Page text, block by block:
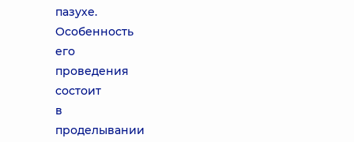
пазухе.
Особенность
его
проведения
состоит
в
проделывании